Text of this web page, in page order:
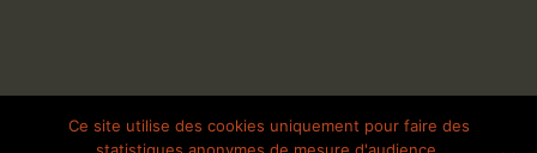
Copyright 2026 Le Bal Blomet | Tous droits réservés | Mentions légales
Ce site utilise des cookies uniquement pour faire des